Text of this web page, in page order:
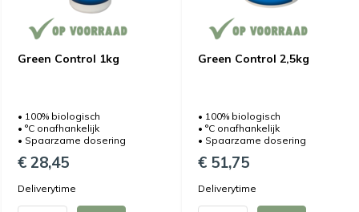
Green Control 1kg
• 100% biologisch
• °C onafhankelijk
• Spaarzame dosering
€ 28,45
Deliverytime
Green Control 2,5kg
• 100% biologisch
• °C onafhankelijk
• Spaarzame dosering
€ 51,75
Deliverytime